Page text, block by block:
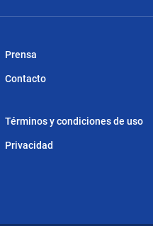
Prensa
Contacto
Términos y condiciones de uso
Privacidad